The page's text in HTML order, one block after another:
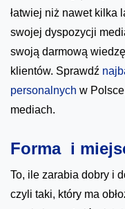
łatwiej niż nawet kilka
swojej dyspozycji
swoją darmową
klientów. Sprawdź
personalnych w
mediach.
Forma i
To, ile zarabia dobry i
czyli taki, który ma